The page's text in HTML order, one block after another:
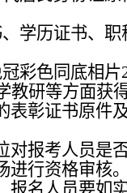
学历证书、职
彩色 同底相片
教研等方面获
表彰证书原件
对报考人员是
进行资格审核
报名人员要如